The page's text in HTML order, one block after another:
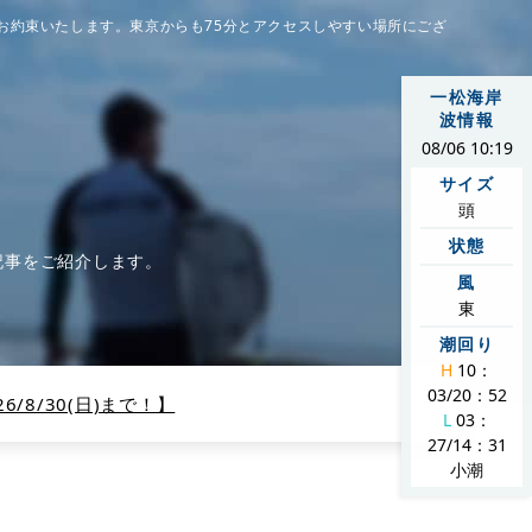
一松海岸
波情報
08/06 10:19
サイズ
頭
状態
風
東
潮回り
H 10：
03/20：52
L03：
27/14：31
小潮
束いたします。東京からも75分とアクセスしやすい場所にござ
をご紹介します。
8/30(日)まで！】